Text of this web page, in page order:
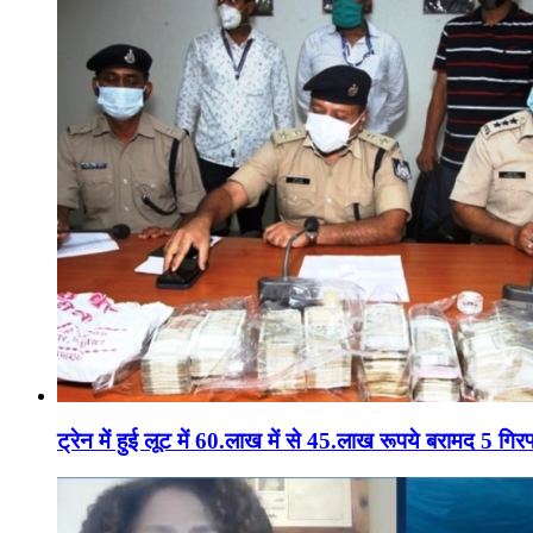
ट्रेन में हुई लूट में 60.लाख में से 45.लाख रूपये बरामद 5